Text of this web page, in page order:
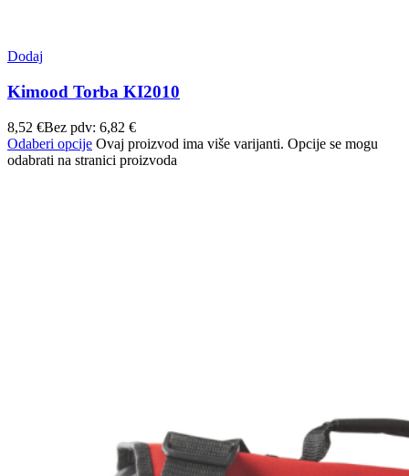
Dodaj
Kimood Torba KI2010
8,52 €Bez pdv: 6,82 €
Odaberi opcije Ovaj proizvod ima više varijanti. Opcije se mogu
odabrati na stranici proizvoda